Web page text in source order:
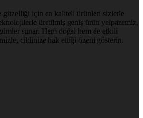
güzelliği için en kaliteli ürünleri sizlerle
üretilmiş geniş ürün yelpazemiz,
sunar. Hem doğal hem de etkili
cildinize hak ettiği özeni gösterin.